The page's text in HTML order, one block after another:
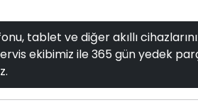
tablet ve diğer akıllı
ekibimiz ile 365 gün yedek